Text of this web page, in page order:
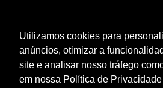
Utilizamos cookies para
anúncios, otimizar a
site e analisar nosso tráfego
em nossa Política de
NOTÍCIAS